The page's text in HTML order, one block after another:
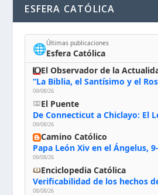
ESFERA CATÓLICA
🌐Últimas publicaciones
Esfera Católica
El Observador de la
09/08/26
El Puente
09/08/26
Camino Católico
09/08/26
Enciclopedia Católica
Verificabilidad de los hechos
08/08/26